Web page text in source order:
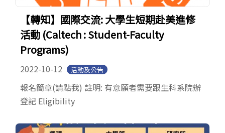
【轉知】國際交流: 大學生短期赴美進修
活動 (Caltech : Student-Faculty
Programs)
2022-10-12 活動及公告
報名簡章(請點我) 註明: 有意願者需要跟生科系院辦
登記 Eligibility